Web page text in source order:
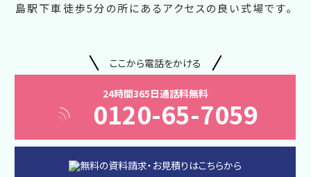
島駅下車徒歩5分の所にあるアクセスの良い式場です。
ここから電話をかける
24時間365日通話料無料
0120-65-7059